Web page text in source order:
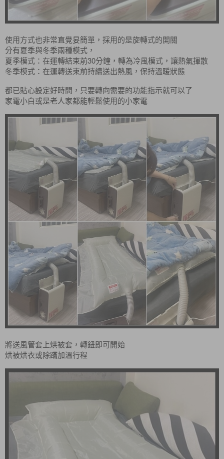
使用方式也非常直覺妟簡單，採用的是旋轉式的開關
分有夏季與冬季兩種模式，
夏季模式：在運轉結束前30分鐘，轉為冷風模式，讓熱氣揮散
冬季模式：在運轉送束前持續送出熱風，保持溫暖狀態
都已貼心設定好時間，只要轉向需要的功能指示就可以了
家電小白或是老人家都能輕鬆使用的小家電
將送風管套上烘被套，轉鈕即可開始
烘被烘衣或除蹣加溫行程